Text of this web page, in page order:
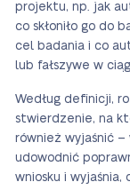
projektu, np. jak
co skłoniło go do
cel badania i co
lub fałszywe w
Według definicji,
stwierdzenie, na
również wyjaśnić –
udowodnić
wniosku i